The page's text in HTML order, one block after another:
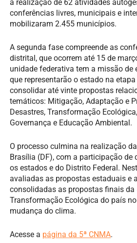
a realização de 62 atividades
conferências livres, municipais e
mobilizaram 2.455 municípios.
A segunda fase compreende as
distrital, que ocorrem até 15 de
unidade federativa tem a missão de
que representarão o estado na
consolidar até vinte propostas
temáticos: Mitigação, Adaptação e
Desastres, Transformação
Governança e Educação Ambiental.
O processo culmina na realização
Brasília (DF), com a participação de
os estados e do Distrito Federal.
avaliadas as propostas estaduais e
consolidadas as propostas finais da
Transformação Ecológica do país
mudança do clima.
Acesse a página da 5ª CNMA.